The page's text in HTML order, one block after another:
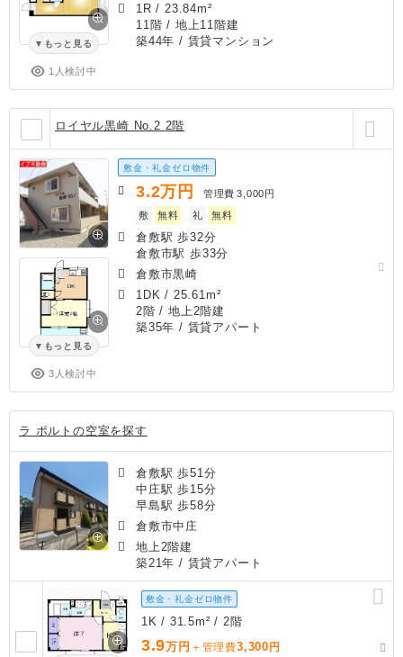
もっと見る
1人検討中
1R / 23.84m²
11階 / 地上11階建
築44年 / 賃貸マンション
ロイヤル黒崎 No.2 2階
もっと見る
3人検討中
敷金・礼金ゼロ物件
3.2万円 管理費 3,000円
敷
無料 礼 無料
倉敷駅 歩32分
倉敷市駅 歩33分
倉敷市黒崎
1DK / 25.61m²
2階 / 地上2階建
築35年 / 賃貸アパート
ラ ポルトの空室を探す
倉敷駅 歩51分
中庄駅 歩15分
早島駅 歩58分
倉敷市中庄
地上2階建
築21年 / 賃貸アパート
敷金・礼金ゼロ物件
1K / 31.5m² / 2階
3.9万円 ＋管理費3,300 円